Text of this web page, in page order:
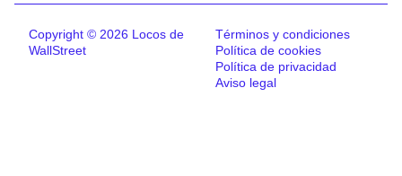
Copyright © 2026 Locos de
WallStreet
Términos y condiciones
Política de cookies
Política de privacidad
Aviso legal